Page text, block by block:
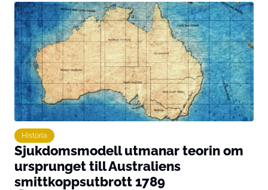
Historia
Sjukdomsmodell utmanar teorin om
ursprunget till Australiens
smittkoppsutbrott 1789